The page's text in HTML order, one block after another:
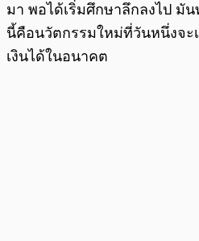
มา พอได้เริ่มศึกษาลึกลงไป มั
นี้คือนวัตกรรมใหม่ที่วันหนึ่งจะ
เงินได้ในอนาคต